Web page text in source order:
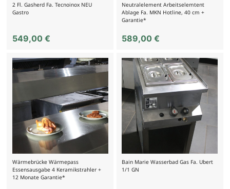
2 Fl. Gasherd Fa. Tecnoinox NEU
Gastro
549,00 €
Neutralelement Arbeitselemtent
Ablage Fa. MKN Hotline, 40 cm +
Garantie*
589,00€
Wärmebrücke Wärmepass
Essensausgabe 4 Keramikstrahler +
12 Monate Garantie*
Bain Marie Wasserbad Gas Fa. Ubert
1/1 GN